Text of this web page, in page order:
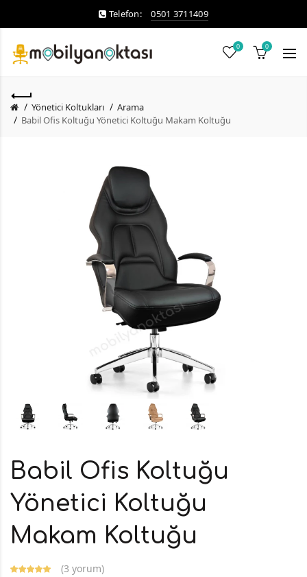
Telefon: 0501 3711409
0 0
Yönetici Koltukları
Arama
Babil Ofis Koltuğu Yönetici Koltuğu Makam Koltuğu
Babil Ofis Koltuğu
Yönetici Koltuğu
Makam Koltuğu
(3 yorum)